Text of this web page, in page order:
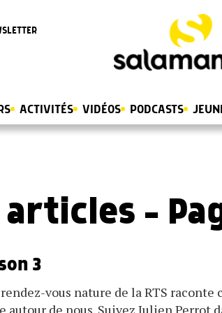
ACTIVITÉS VIDÉOS PODCASTS
-
3
vous nature de la RTS
autour de nous. Suivez Julien Perrot